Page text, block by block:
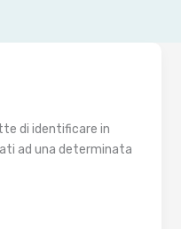
di identificare in
ad una determinata